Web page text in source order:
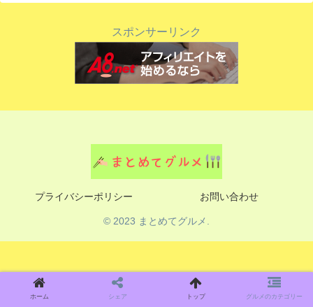
スポンサーリンク
プライバシーポリシー お問い合わせ
© 2023 まとめてグルメ.
ホーム シェア トップ グルメのカテゴリー